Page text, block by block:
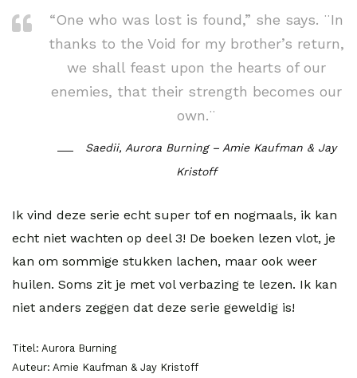
“One who was lost is found,” she says. ¨In
thanks to the Void for my brother’s return,
we shall feast upon the hearts of our
enemies, that their strength becomes our
own.¨
Saedii, Aurora Burning – Amie Kaufman & Jay
Kristoff
Ik vind deze serie echt super tof en nogmaals, ik kan
echt niet wachten op deel 3! De boeken lezen vlot, je
kan om sommige stukken lachen, maar ook weer
huilen. Soms zit je met vol verbazing te lezen. Ik kan
niet anders zeggen dat deze serie geweldig is!
Titel: Aurora Burning
Auteur: Amie Kaufman & Jay Kristoff